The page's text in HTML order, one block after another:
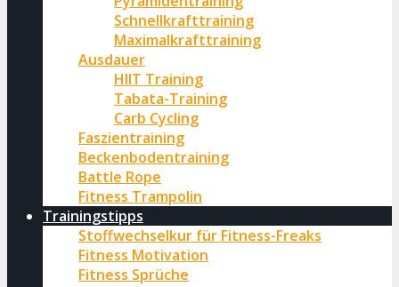
Schnellkrafttraining
Maximalkrafttraining
Ausdauer
HIIT Training
Tabata-Training
Carb Cycling
Faszientraining
Beckenbodentraining
Battle Rope
Fitness Trampolin
Trainingstipps
Stoffwechselkur für Fitness-Freaks
Fitness Motivation
Fitness Sprüche